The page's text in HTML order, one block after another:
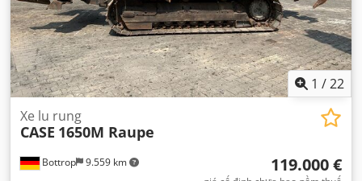
1 /22
Bottrop 9.559 km
Xe lu rung
CASE 1650M Raupe
119.000 €